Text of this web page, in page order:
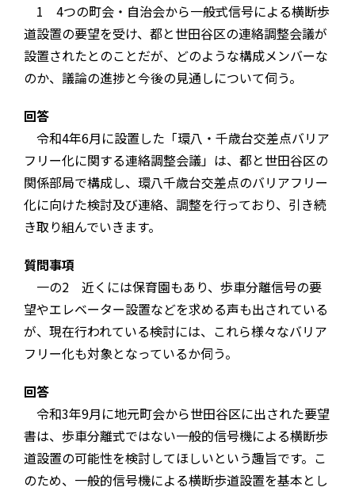
1 4つの町会・自治会から一般式信号による横断歩
道設置の要望を受け、都と世田谷区の連絡調整会議が
設置されたとのことだが、どのような構成メンバーな
のか、議論の進捗と今後の見通しについて伺う。
回答
令和4年6月に設置した「環八・千歳台交差点バリア
フリー化に関する連絡調整会議」は、都と世田谷区の
関係部局で構成し、環八千歳台交差点のバリアフリー
化に向けた検討及び連絡、調整を行っており、引き続
き取り組んでいきます。
質問事項
一の2 近くには保育園もあり、歩車分離信号の要
望やエレベーター設置などを求める声も出されている
が、現在行われている検討には、これら様々なバリア
フリー化も対象となっているか伺う。
回答
令和3年9月に地元町会から世田谷区に出された要望
書は、歩車分離式ではない一般的信号機による横断歩
道設置の可能性を検討してほしいという趣旨です。こ
のため、一般的信号機による横断歩道設置を基本とし